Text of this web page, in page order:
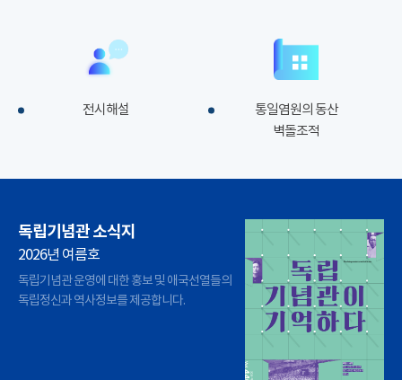
전시해설
통일염원의 동산
벽돌조적
독립기념관 소식지
2026년 여름호
독립기념관 운영에 대한 홍보 및 애국선열들의
독립정신과 역사정보를 제공합니다.